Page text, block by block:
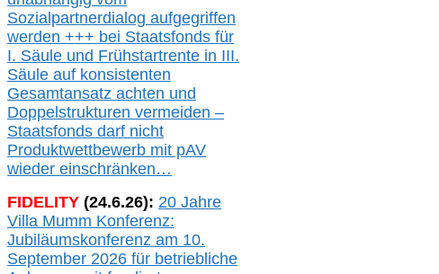
Sozialpartnerdialog aufgegriffen
werden +++ bei Staatsfonds für
I. Säule und Frühstartrente in III.
Säule auf konsistenten
Gesamtansatz achten und
Doppelstrukturen vermeiden –
Staatsfonds darf nicht
Produktwettbewerb mit pAV
wieder einschränken…
FIDELITY (24.6.26): 20 Jahre
Villa Mumm Konferenz:
Jubiläumskonferenz am 10.
September 2026 für betriebliche